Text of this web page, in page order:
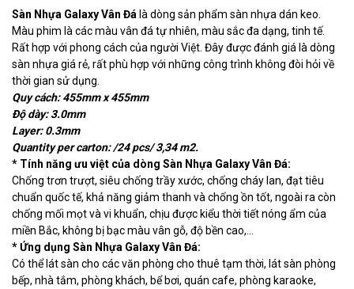
Sàn Nhựa Galaxy Vân Đá là dòng sản phẩm sàn nhựa dán keo.
Màu phim là các màu vân đá tự nhiên, màu sắc đa dạng, tinh tế.
Rất hợp với phong cách của người Việt. Đây được đánh giá là dòng
sàn nhựa giá rẻ, rất phù hợp với những công trình không đòi hỏi về
thời gian sử dụng.
Quy cách: 455mm x 455mm
Độ dày: 3.0mm
Layer: 0.3mm
Quantity per carton: /24 pcs/ 3,34 m2.
* Tính năng ưu việt của dòng Sàn Nhựa Galaxy Vân Đá:
Chống trơn trượt, siêu chống trầy xước, chống cháy lan, đạt tiêu
chuẩn quốc tế, khả năng giảm thanh và chống ồn tốt, ngoài ra còn
chống mối mọt và vi khuẩn, chịu được kiểu thời tiết nóng ẩm của
miền Bắc, không bị bạc màu vân gỗ, độ bền cao,…
* Ứng dụng Sàn Nhựa Galaxy Vân Đá:
Có thể lát sàn cho các văn phòng cho thuê tạm thời, lát sàn phòng
bếp, nhà tắm, phòng khách, bể bơi, quán cafe, phòng karaoke,